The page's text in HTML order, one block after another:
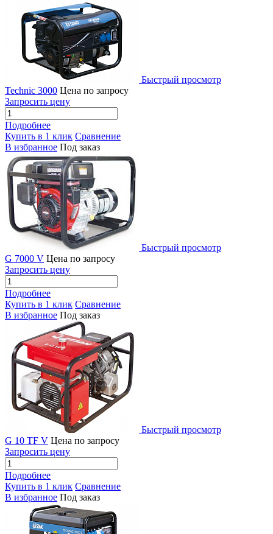
Быстрый просмотр
Technic 3000 Цена по запросу
Запросить цену
Подробнее
Купить в 1 клик Сравнение
В избранное Под заказ
Быстрый просмотр
G 7000 V Цена по запросу
Запросить цену
Подробнее
Купить в 1 клик Сравнение
В избранное Под заказ
Быстрый просмотр
G 10 TF V Цена по запросу
Запросить цену
Подробнее
Купить в 1 клик Сравнение
В избранное Под заказ